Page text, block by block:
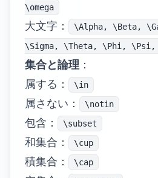
\omega
大文字：
\Alpha, \Beta,
\Sigma, \Theta, \Phi, \Psi,
集合と論理 ：
属する：
\in
属さない： \notin
包含： \subset
和集合： \cup
積集合： \cap